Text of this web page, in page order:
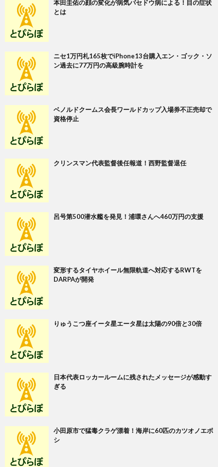
本田圭佑の顔の変化が病気バセドウ病による！目の症状
とは
ニセ1万円札165枚でiPhone13台購入エン・ゴック・ソ
ン過去に77万円の高級腕時計を
ベノルドクームス会長ワールドカップ入場券不正売却で
資格停止
クリンスマン代表監督後任報道！西野監督退任
呂号第500潜水艦を発見！浦環さんへ460万円の支援
変形するタイヤホイール無限軌道へ対応するRWTを
DARPAが開発
りゅうこつ座イータ星エータ星は太陽の90倍と30倍
日本代表ロッカールームに残されたメッセージが感動す
ぎる
小田原市で猛毒クラゲ漂着！海岸に60匹のカツオノエボ
シ